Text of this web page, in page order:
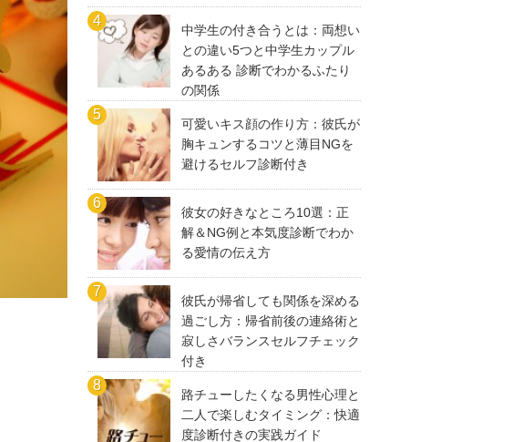
中学生の付き合うとは：両想い
との違い5つと中学生カップル
あるある 診断でわかるふたり
の関係
可愛いキス顔の作り方：彼氏が
胸キュンするコツと薄目NGを
避けるセルフ診断付き
彼女の好きなところ10選：正
解＆NG例と本気度診断でわか
る愛情の伝え方
彼氏が帰省しても関係を深める
過ごし方：帰省前後の連絡術と
寂しさバランスセルフチェック
付き
路チューしたくなる男性心理と
二人で楽しむタイミング：快適
度診断付きの実践ガイド